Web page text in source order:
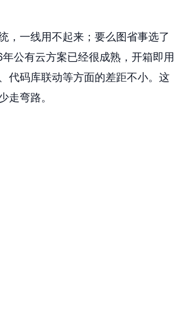
，一线用不起来；要么图省事选了
公有云方案已经很成熟，开箱即用
代码库联动等方面的差距不小。这
走弯路。